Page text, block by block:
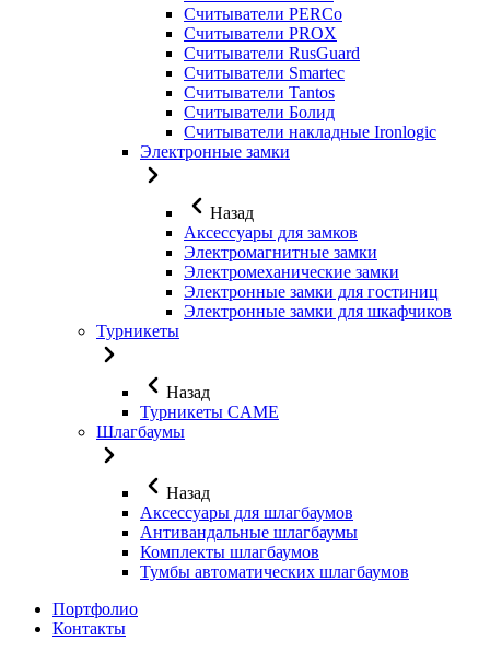
Считыватели PERCo
Считыватели PROX
Считыватели RusGuard
Считыватели Smartec
Считыватели Tantos
Считыватели Болид
Считыватели накладные Ironlogic
Электронные замки
Назад
Аксессуары для замков
Электромагнитные замки
Электромеханические замки
Электронные замки для гостиниц
Электронные замки для шкафчиков
Турникеты
Назад
Турникеты CAME
Шлагбаумы
Назад
Аксессуары для шлагбаумов
Антивандальные шлагбаумы
Комплекты шлагбаумов
Тумбы автоматических шлагбаумов
Портфолио
Контакты